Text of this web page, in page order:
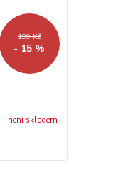
199 Kč
- 15 %
není skladem